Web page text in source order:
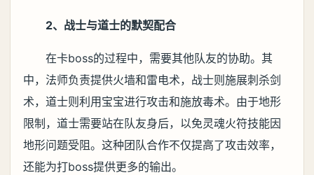
2、战士与道士的默契配合
在卡boss的过程中，需要其他队友的协助。其
中，法师负责提供火墙和雷电术，战士则施展刺杀剑
术，道士则利用宝宝进行攻击和施放毒术。由于地形
限制，道士需要站在队友身后，以免灵魂火符技能因
地形问题受阻。这种团队合作不仅提高了攻击效率，
还能为打boss提供更多的输出。